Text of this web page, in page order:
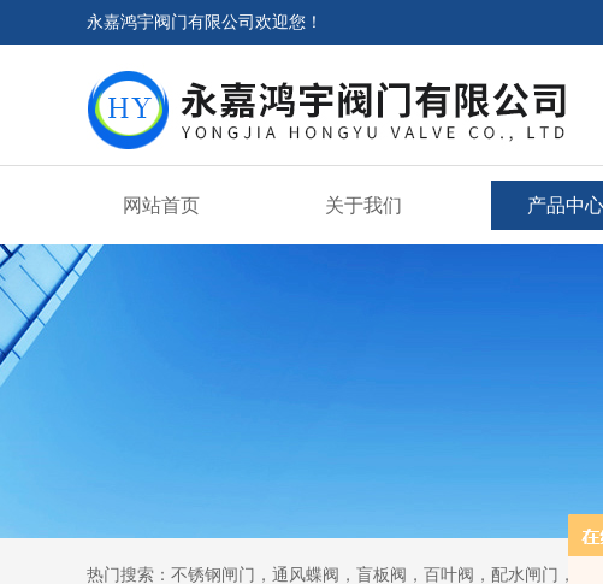
永嘉鸿宇阀门有限公司欢迎您！
网站首页 关于我们 产品中心
热门搜索：不锈钢闸门，通风蝶阀，盲板阀，百叶阀，配水闸门，套